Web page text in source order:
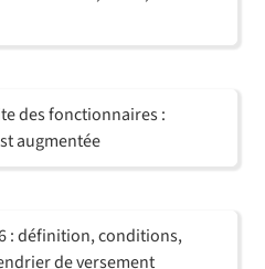
des fonctionnaires :
augmentée
: définition, conditions,
de versement